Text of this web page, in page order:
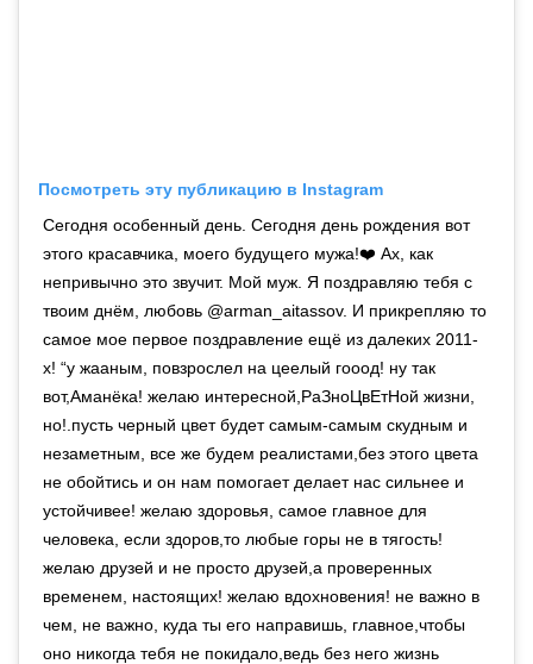
Посмотреть эту публикацию в Instagram
Сегодня особенный день. Сегодня день рождения вот
этого красавчика, моего будущего мужа!❤️ Ах, как
непривычно это звучит. Мой муж. Я поздравляю тебя с
твоим днём, любовь @arman_aitassov. И прикрепляю то
самое мое первое поздравление ещё из далеких 2011-
х! “у жааным, повзрослел на цеелый гооод! ну так
вот,Аманёка! желаю интересной,РаЗноЦвЕтНой жизни,
но!.пусть черный цвет будет самым-самым скудным и
незаметным, все же будем реалистами,без этого цвета
не обойтись и он нам помогает делает нас сильнее и
устойчивее! желаю здоровья, самое главное для
человека, если здоров,то любые горы не в тягость!
желаю друзей и не просто друзей,а проверенных
временем, настоящих! желаю вдохновения! не важно в
чем, не важно, куда ты его направишь, главное,чтобы
оно никогда тебя не покидало,ведь без него жизнь